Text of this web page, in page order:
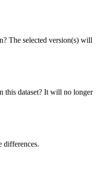
The selected version(s) will
this dataset? It will no longer
differences.